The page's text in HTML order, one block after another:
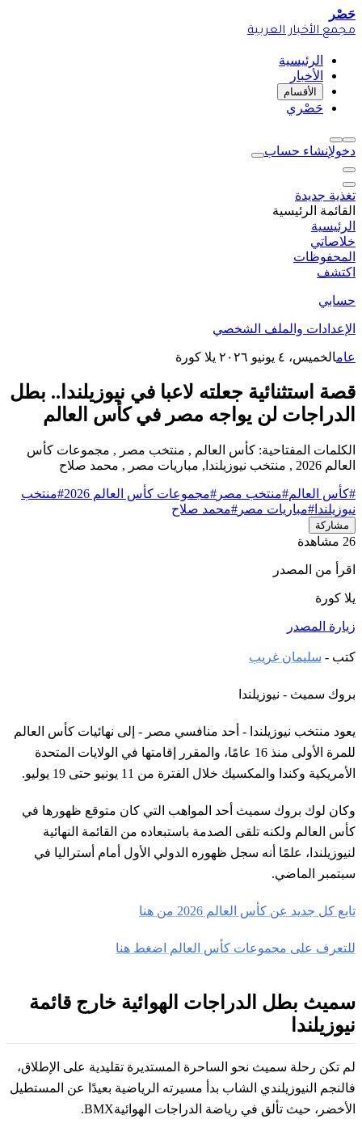
حَصْر
مجمع الأخبار العربية
الرئيسية
الأخبار
الأقسام
حَصْري
دخولإنشاء حساب
تغذية جديدة
القائمة الرئيسية
الرئيسية
خلاصاتي
المحفوظات
اكتشف
حسابي
الإعدادات والملف الشخصي
عامالخميس، ٤ يونيو ٢٠٢٦ يلا كورة
قصة استثنائية جعلته لاعبا في نيوزيلندا.. بطل
الدراجات لن يواجه مصر في كأس العالم
الكلمات المفتاحية: كأس العالم , منتخب مصر , مجموعات كأس
العالم 2026 , منتخب نيوزيلندا, مباريات مصر , محمد صلاح
#كأس العالم#منتخب مصر #مجموعات كأس العالم 2026
#منتخب
نيوزيلندا #مباريات مصر #محمد صلاح
مشاركة
26 مشاهدة
اقرأ من المصدر
يلا كورة
زيارة المصدر
كتب - سليمان غريب
بروك سميث - نيوزيلندا
يعود منتخب نيوزيلندا - أحد منافسي مصر - إلى نهائيات كأس العالم
للمرة الأولى منذ 16 عامًا، والمقرر إقامتها في الولايات المتحدة
الأمريكية وكندا والمكسيك خلال الفترة من 11 يونيو حتى 19 يوليو.
وكان لوك بروك سميث أحد المواهب التي كان متوقع ظهورها في
كأس العالم ولكنه تلقى الصدمة باستبعاده من القائمة النهائية
لنيوزيلندا، علمًا أنه سجل ظهوره الدولي الأول أمام أستراليا في
سبتمبر الماضي.
تابع كل جديد عن كأس العالم 2026 من هنا
للتعرف على مجموعات كأس العالم اضغط هنا
سميث بطل الدراجات الهوائية خارج قائمة
نيوزيلندا
لم تكن رحلة سميث نحو الساحرة المستديرة تقليدية على الإطلاق،
فالنجم النيوزيلندي الشاب بدأ مسيرته الرياضية بعيدًا عن المستطيل
الأخضر، حيث تألق في رياضة الدراجات الهوائيةBMX.